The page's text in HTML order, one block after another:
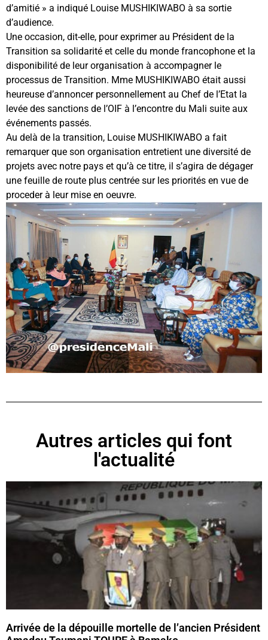
d’amitié » a indiqué Louise MUSHIKIWABO à sa sortie
d’audience.
Une occasion, dit-elle, pour exprimer au Président de la
Transition sa solidarité et celle du monde francophone et la
disponibilité de leur organisation à accompagner le
processus de Transition. Mme MUSHIKIWABO était aussi
heureuse d’annoncer personnellement au Chef de l’Etat la
levée des sanctions de l’OIF à l’encontre du Mali suite aux
événements passés.
Au delà de la transition, Louise MUSHIKIWABO a fait
remarquer que son organisation entretient une diversité de
projets avec notre pays et qu’à ce titre, il s’agira de dégager
une feuille de route plus centrée sur les priorités en vue de
proceder à leur mise en oeuvre.
Autres articles qui font
l'actualité
Arrivée de la dépouille mortelle de l’ancien Président